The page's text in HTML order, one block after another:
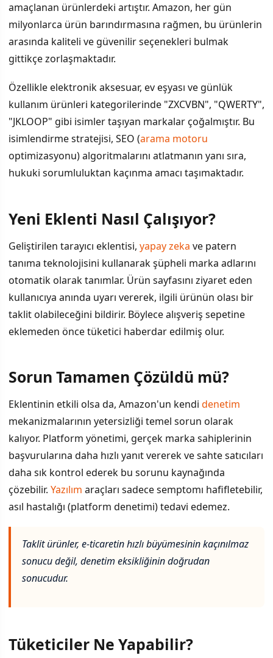
Tüketiciler Ne Yapabilir?
amaçlanan ürünlerdeki artıştır. Amazon, her gün
milyonlarca ürün barındırmasına rağmen, bu ürünlerin
arasında kaliteli ve güvenilir seçenekleri bulmak
gittikçe zorlaşmaktadır.
Özellikle elektronik aksesuar, ev eşyası ve günlük
kullanım ürünleri kategorilerinde "ZXCVBN", "QWERTY",
"JKLOOP" gibi isimler taşıyan markalar çoğalmıştır. Bu
isimlendirme stratejisi, SEO (arama motoru
optimizasyonu) algoritmalarını atlatmanın yanı sıra,
hukuki sorumluluktan kaçınma amacı taşımaktadır.
Yeni Eklenti Nasıl Çalışıyor?
Geliştirilen tarayıcı eklentisi, yapay zeka ve patern
tanıma teknolojisini kullanarak şüpheli marka adlarını
otomatik olarak tanımlar. Ürün sayfasını ziyaret eden
kullanıcıya anında uyarı vererek, ilgili ürünün olası bir
taklit olabileceğini bildirir. Böylece alışveriş sepetine
eklemeden önce tüketici haberdar edilmiş olur.
Sorun Tamamen Çözüldü mü?
Eklentinin etkili olsa da, Amazon'un kendi denetim
mekanizmalarının yetersizliği temel sorun olarak
kalıyor. Platform yönetimi, gerçek marka sahiplerinin
başvurularına daha hızlı yanıt vererek ve sahte satıcıları
daha sık kontrol ederek bu sorunu kaynağında
çözebilir. Yazılım araçları sadece semptomı hafifletebilir,
asıl hastalığı (platform denetimi) tedavi edemez.
Taklit ürünler, e-ticaretin hızlı büyümesinin kaçınılmaz
sonucu değil, denetim eksikliğinin doğrudan
sonucudur.
Tüketiciler Ne Yapabilir?